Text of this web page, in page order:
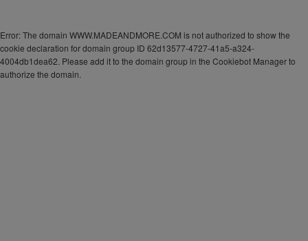
Error: The domain WWW.MADEANDMORE.COM is not authorized to show the
cookie declaration for domain group ID 62d13577-4727-41a5-a324-
4004db1dea62. Please add it to the domain group in the Cookiebot Manager to
authorize the domain.